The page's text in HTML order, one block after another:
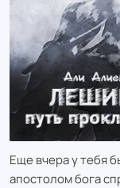
Еще вчера у тебя
апостолом бога